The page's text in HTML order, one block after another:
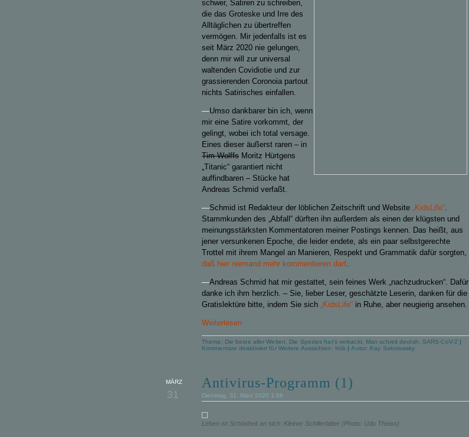
schwer, Satiren zu schreiben,
die das Groteske und Irre des
Alltäglichen zu übertreffen
vermögen. Mir jedenfalls ist es
seit März 2020 nie gelungen,
denn mir will zur universal
waltenden Covidiotie und zur
grassierenden Coronoia partout
nichts Satirisches einfallen.
—Umso dankbarer bin ich, wenn
mir eine Satire vorkommt, der
gelingt, wobei ich total versage.
Eines dieser äußerst raren – in
Tim Wolffs Moritz Hürtgens
„Titanic“ garantiert nicht
auffindbaren – Stücke hat
Andreas Schmid verfaßt.
—Schmid ist Redakteur der löblichen Zeitschrift und Website „KidsLife“.
Stammkunden des „Abfall“ dürften ihn außerdem als einen der klügsten und
meinungsstärksten Kommentatoren meiner Postings kennen. Das heißt, aus
jener versunkenen Epoche, die leider endete, als ein paar selbstgerechte
Trottel mit ihrem Mangel an Manieren, Respekt und Grammatik dafür sorgten,
daß hier niemand mehr kommentieren darf.
—Andreas Schmid hat mir gestattet, sein feines Werk „nachzudrucken“. Dafür
danke ich ihm herzlich. – Sie, lieber Leser, geschätzte Leserin, danken für die
Gratislektüre bitte, indem Sie sich „KidsLife“ in Ruhe, aber neugierig ansehen.
Weiterlesen
Thema: Die beste aller Welten Die Spezies hat‘s verkackt, Man schreit deutsh SARS-CoV-2 |
Kommentare deaktiviert für Weitere Aussichten: trüb |Autor: Kay Sokolowsky
MÄRZ
31
Antivirus-Programm (1)
Dienstag, 31. März 2020 1:06
Leben ist Schönheit an sich: Kleiner Schillerfalter (Photo: Udo Theiss)